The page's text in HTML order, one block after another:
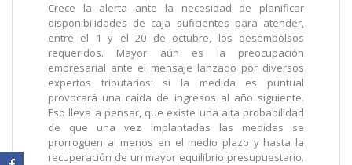
Crece la alerta ante la necesidad de planificar
disponibilidades de caja suficientes para atender,
entre el 1 y el 20 de octubre, los desembolsos
requeridos. Mayor aún es la preocupación
empresarial ante el mensaje lanzado por diversos
expertos tributarios: si la medida es puntual
provocará una caída de ingresos al año siguiente.
Eso lleva a pensar, que existe una alta probabilidad
de que una vez implantadas las medidas se
prorroguen al menos en el medio plazo y hasta la
recuperación de un mayor equilibrio presupuestario.